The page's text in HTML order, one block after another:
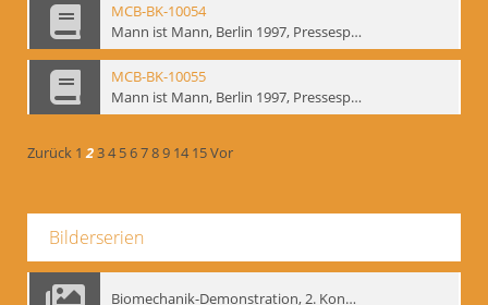
MCB-BK-10054
Mann ist Mann, Berlin 1997, Pressespiegel - interne Signatur: BM-prt-262-2
MCB-BK-10055
Mann ist Mann, Berlin 1997, Pressespiegel - interne Signatur: BM-prt-262-3
Zurück 1 234 56789 14 15Vor
Bilderserien
Biomechanik-Demonstration, 2. Kongress der EMF, Mai 1995